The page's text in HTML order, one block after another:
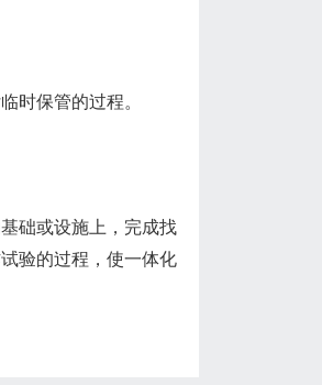
保管的过程。
础或设施上，完成找
验的过程，使一体化